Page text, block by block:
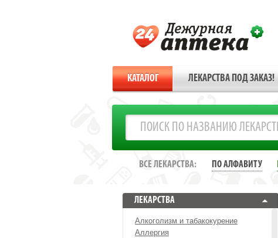
КАТАЛОГ ЛЕКАРСТВА ПОД ЗАКАЗ!
ВСЕ ЛЕКАРСТВА: ПО АЛФАВИТУ
ЛЕКАРСТВА
Алкоголизм и табакокурение
Аллергия